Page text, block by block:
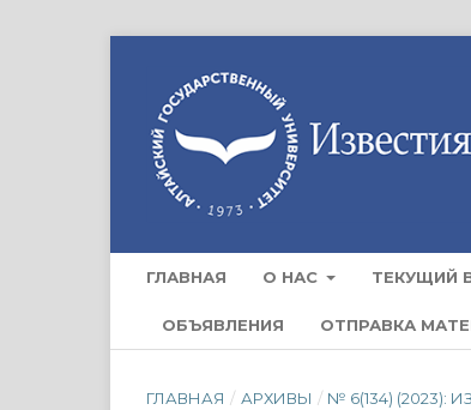
ГЛАВНАЯ О НАС ТЕКУЩИЙ
ОБЪЯВЛЕНИЯ ОТПРАВКА
ГЛАВНАЯ / АРХИВЫ / № 6(134)